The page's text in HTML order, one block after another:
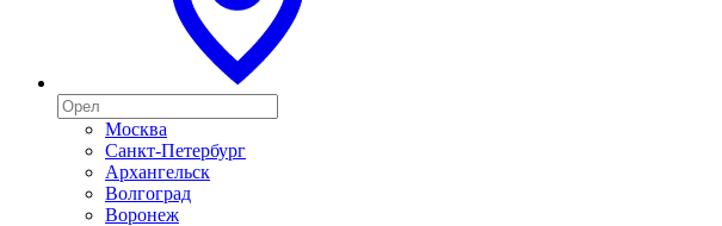
Москва
Санкт-Петербург
Архангельск
Волгоград
Воронеж